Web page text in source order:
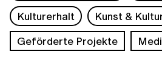
Kulturerhalt
Kunst &
Geförderte Projekte